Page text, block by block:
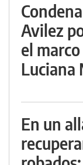
Avilez
el
Luciana
En un